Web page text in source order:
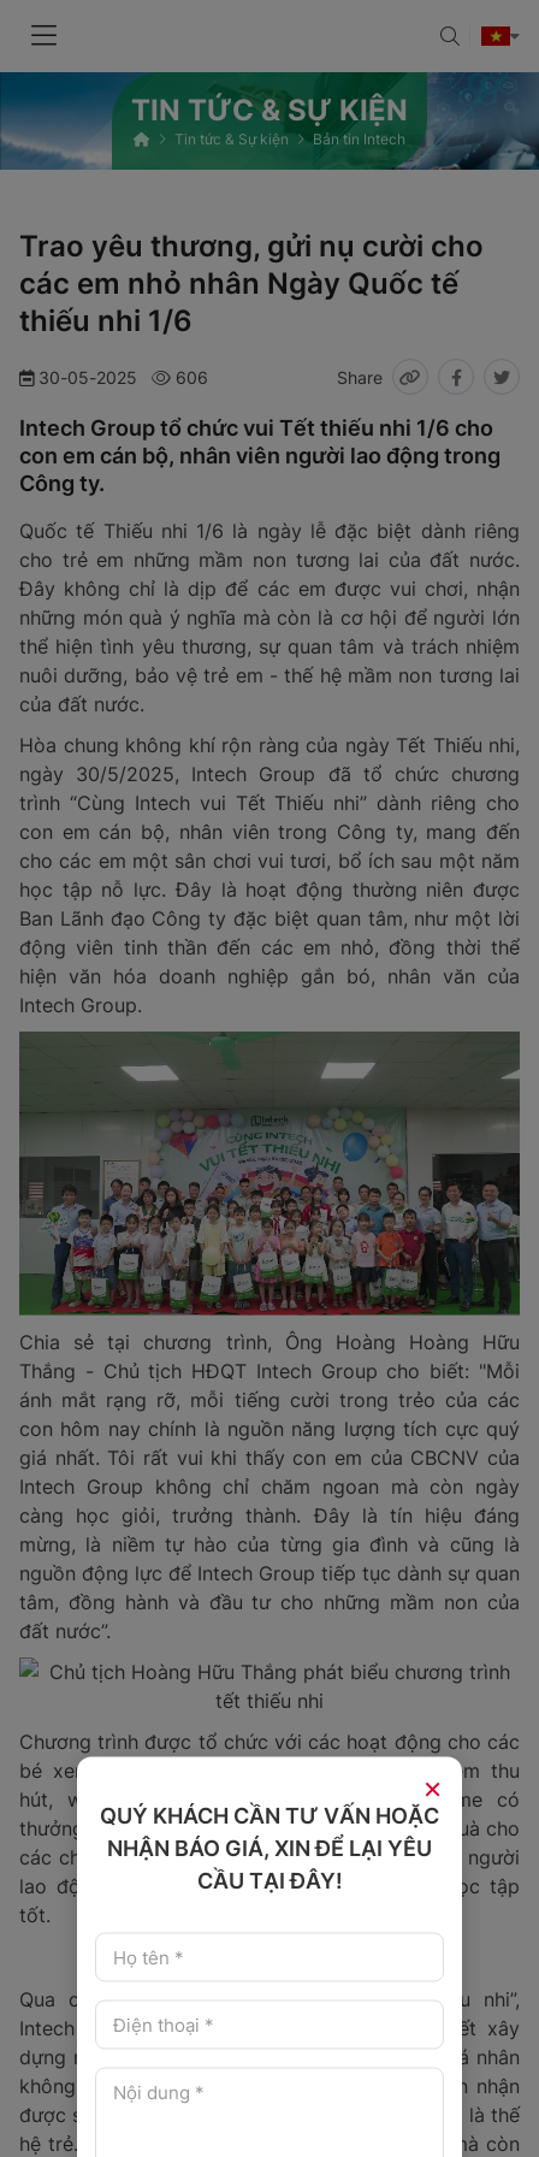
TIN TỨC & SỰ KIỆN
Tin tức & Sự kiện Bản tin Intech
Trao yêu thương, gửi nụ cười cho
các em nhỏ nhân Ngày Quốc tế
thiếu nhi 1/6
30-05-2025 606 Share
Intech Group tổ chức vui Tết thiếu nhi 1/6 cho
con em cán bộ, nhân viên người lao động trong
Công ty.
Quốc tế Thiếu nhi 1/6 là ngày lễ đặc biệt dành riêng
cho trẻ em những mầm non tương lai của đất nước.
Đây không chỉ là dịp để các em được vui chơi, nhận
những món quà ý nghĩa mà còn là cơ hội để người lớn
thể hiện tình yêu thương, sự quan tâm và trách nhiệm
nuôi dưỡng, bảo vệ trẻ em - thế hệ mầm non tương lai
của đất nước.
Hòa chung không khí rộn ràng của ngày Tết Thiếu nhi,
ngày 30/5/2025, Intech Group đã tổ chức chương
trình “Cùng Intech vui Tết Thiếu nhi” dành riêng cho
con em cán bộ, nhân viên trong Công ty, mang đến
cho các em một sân chơi vui tươi, bổ ích sau một năm
học tập nỗ lực. Đây là hoạt động thường niên được
Ban Lãnh đạo Công ty đặc biệt quan tâm, như một lời
động viên tinh thần đến các em nhỏ, đồng thời thể
hiện văn hóa doanh nghiệp gắn bó, nhân văn của
Intech Group.
Chia sẻ tại chương trình, Ông Hoàng Hoàng Hữu
Thắng - Chủ tịch HĐQT Intech Group cho biết: "Mỗi
ánh mắt rạng rỡ, mỗi tiếng cười trong trẻo của các
con hôm nay chính là nguồn năng lượng tích cực quý
giá nhất. Tôi rất vui khi thấy con em của CBCNV của
Intech Group không chỉ chăm ngoan mà còn ngày
càng học giỏi, trưởng thành. Đây là tín hiệu đáng
mừng, là niềm tự hào của từng gia đình và cũng là
nguồn động lực để Intech Group tiếp tục dành sự quan
tâm, đồng hành và đầu tư cho những mầm non của
đất nước”.
Chương trình được tổ chức với các hoạt động cho các
bé xem showcase khoa học với các thí nghiệm thu
hút, workshop làm vòng tay, chơi mini game có
thưởng. Ngoài ra, BTC đã gửi tặng nhiều phần quà cho
các cháu thiếu nhi là con em cán bộ, nhân viên, người
lao động trong toàn Công ty có thành tích học tập
tốt.
Qua chương trình “Cùng Intech vui Tết Thiếu nhi”,
Intech Group một lần nữa khẳng định cam kết xây
dựng môi trường làm việc hạnh phúc, nơi mỗi cá nhân
không chỉ được phát triển nghề nghiệp mà còn nhận
được sự sẻ chia, quan tâm đến gia đình đặc biệt là thế
hệ trẻ. Đây không chỉ là ngày hội cho các bé, mà còn
×
QUÝ KHÁCH CẦN TƯ VẤN HOẶC
NHẬN BÁO GIÁ, XIN ĐỂ LẠI YÊU
CẦU TẠI ĐÂY!